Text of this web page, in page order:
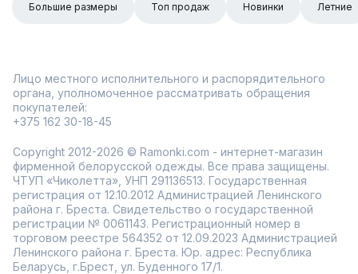
Большие размеры Топ продаж Новинки Летние
Лицо местного исполнительного и распорядительного
органа, уполномоченное рассматривать обращения
покупателей:
+375 162 30-18-45
Copyright 2012-2026 © Ramonki.com - интернет-магазин
фирменной белорусской одежды. Все права защищены.
ЧТУП «Чиколетта», УНП 291136513. Государственная
регистрация от 12.10.2012 Администрацией Ленинского
района г. Бреста. Свидетельство о государственной
регистрации № 0061143. Регистрационный номер в
торговом реестре 564352 от 12.09.2023 Администрацией
Ленинского района г. Бреста. Юр. адрес: Республика
Беларусь, г.Брест, ул. Буденного 17/1.